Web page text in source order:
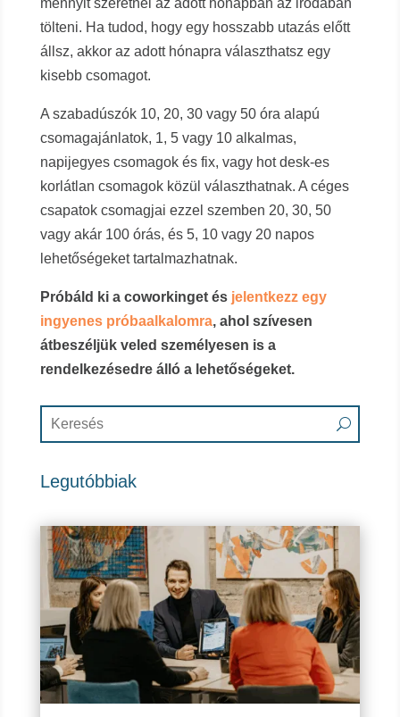
mennyit szeretnél az adott hónapban az irodában
tölteni. Ha tudod, hogy egy hosszabb utazás előtt
állsz, akkor az adott hónapra választhatsz egy
kisebb csomagot.
A szabadúszók 10, 20, 30 vagy 50 óra alapú
csomagajánlatok, 1, 5 vagy 10 alkalmas,
napijegyes csomagok és fix, vagy hot desk-es
korlátlan csomagok közül választhatnak. A céges
csapatok csomagjai ezzel szemben 20, 30, 50
vagy akár 100 órás, és 5, 10 vagy 20 napos
lehetőségeket tartalmazhatnak.
Próbáld ki a coworkinget és jelentkezz egy
ingyenes próbaalkalomra, ahol szívesen
átbeszéljük veled személyesen is a
rendelkezésedre álló a lehetőségeket.
Legutóbbiak